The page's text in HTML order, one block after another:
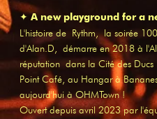
✦ A new playground for a
L'histoire de Rythm, la soirée
d'Alan.D, démarre en 2018 à
réputation dans la Cité des
Point Café, au Hangar à
aujourd'hui à OHMTown !
Ouvert depuis avril 2023 par